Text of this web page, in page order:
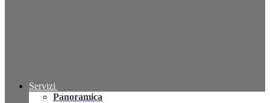
Servizi
Panoramica